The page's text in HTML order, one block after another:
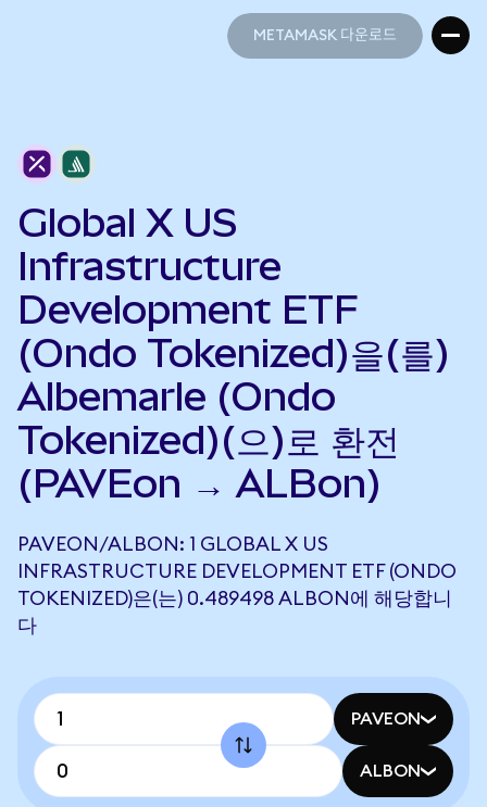
METAMASK 다운로드
Global X US
Infrastructure
Development ETF
(Ondo Tokenized)을(를)
Albemarle (Ondo
Tokenized)(으)로 환전
(PAVEon → ALBon)
PAVEON/ALBON: 1 GLOBAL X US
INFRASTRUCTURE DEVELOPMENT ETF (ONDO
TOKENIZED)은(는) 0.489498 ALBON에 해당합니
다
PAVEON
ALBON